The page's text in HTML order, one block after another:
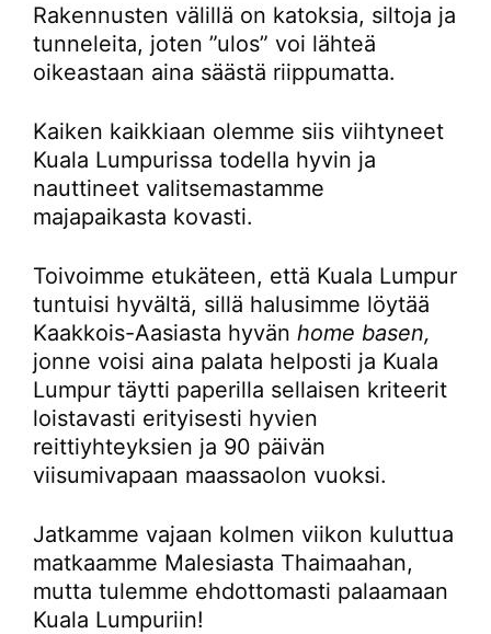
Rakennusten välillä on katoksia, siltoja ja
tunneleita, joten ”ulos” voi lähteä
oikeastaan aina säästä riippumatta.
Kaiken kaikkiaan olemme siis viihtyneet
Kuala Lumpurissa todella hyvin ja
nauttineet valitsemastamme
majapaikasta kovasti.
Toivoimme etukäteen, että Kuala Lumpur
tuntuisi hyvältä, sillä halusimme löytää
Kaakkois-Aasiasta hyvän home basen,
jonne voisi aina palata helposti ja Kuala
Lumpur täytti paperilla sellaisen kriteerit
loistavasti erityisesti hyvien
reittiyhteyksien ja 90 päivän
viisumivapaan maassaolon vuoksi.
Jatkamme vajaan kolmen viikon kuluttua
matkaamme Malesiasta Thaimaahan,
mutta tulemme ehdottomasti palaamaan
Kuala Lumpuriin!